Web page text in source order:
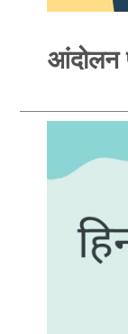
आंदोलन